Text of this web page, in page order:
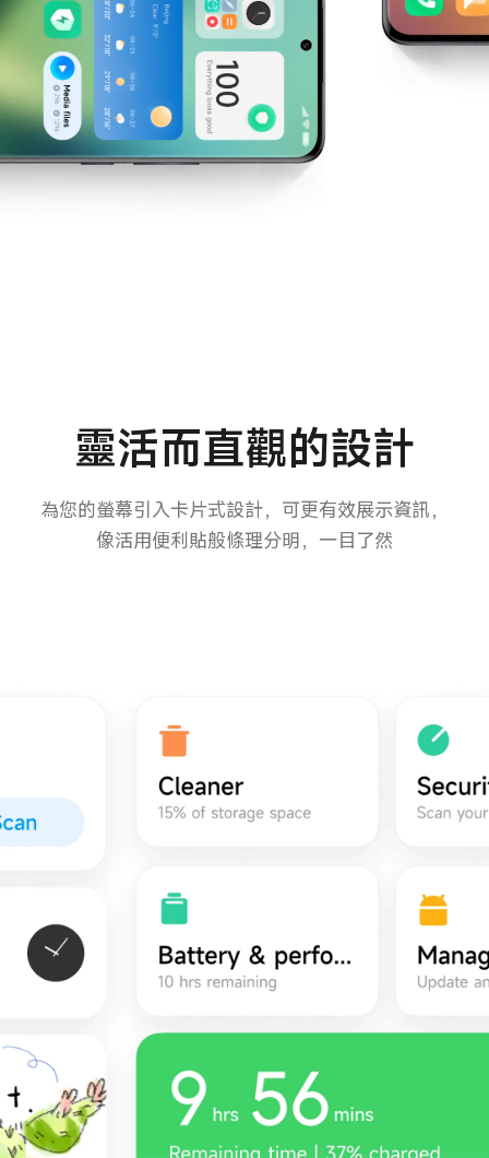
靈活而直觀的設計
為您的螢幕引入卡片式設計，可更有效展示資訊，
像活用便利貼般條理分明，一目了然
靈活而直觀的設計
為您的螢幕引入卡片式設計，可更有效展示資訊，像
活用便利貼般條理分明，一目了然